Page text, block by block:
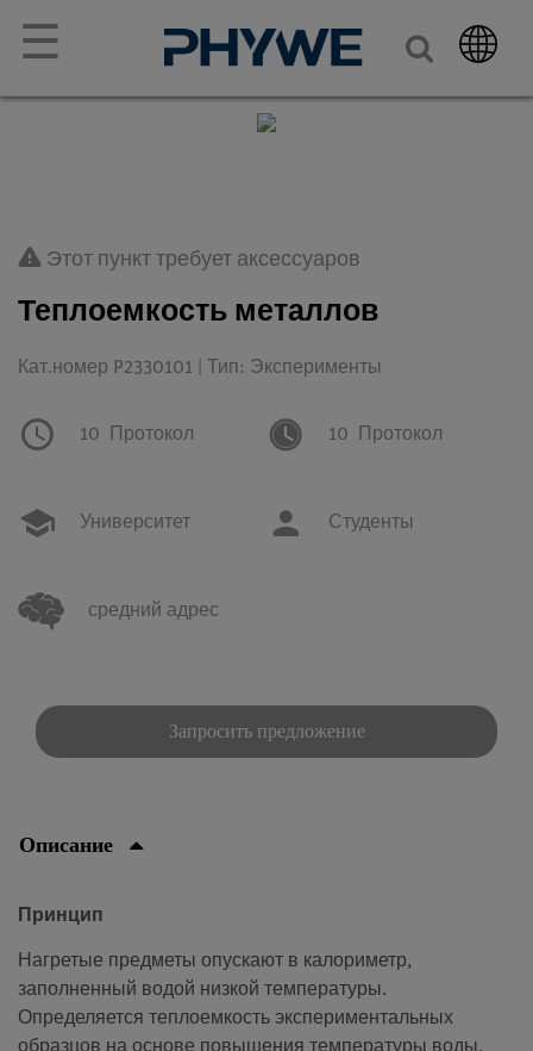
☰
Этот пункт требует аксессуаров
Теплоемкость металлов
Кат.номер P2330101 | Тип: Эксперименты
10 Протокол 10 Протокол
Университет Студенты
средний адрес
Запросить предложение
Описание
Принцип
Нагретые предметы опускают в калориметр,
заполненный водой низкой температуры.
Определяется теплоемкость экспериментальных
образцов на основе повышения температуры воды.